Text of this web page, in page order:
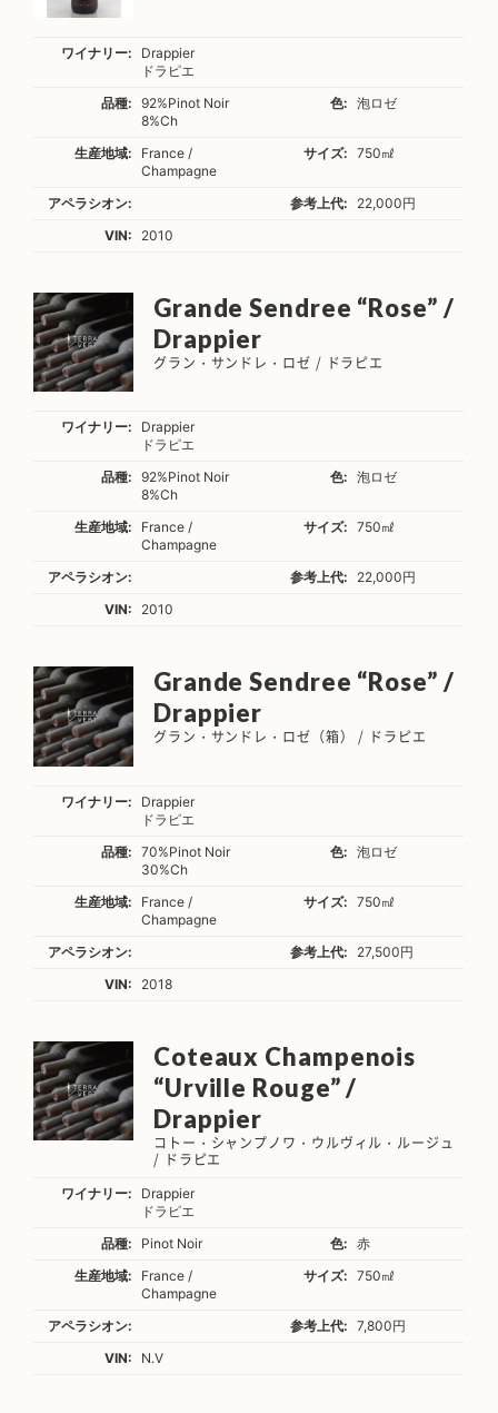
ワイナリー:
Drappier
ドラピエ
品種:
92%Pinot Noir
8%Ch
色: 泡ロゼ
生産地域:
France /
Champagne
サイズ: 750㎖
アペラシオン: 参考上代:
22,000円
VIN:
2010
Grande Sendree “Rose” /
Drappier
グラン・サンドレ・ロゼ / ドラピエ
ワイナリー:
Drappier
ドラピエ
品種:
92%Pinot Noir
8%Ch
色: 泡ロゼ
生産地域:
France /
Champagne
サイズ: 750㎖
アペラシオン: 参考上代:
22,000円
VIN:
2010
Grande Sendree “Rose” /
Drappier
グラン・サンドレ・ロゼ（箱） / ドラピエ
ワイナリー:
Drappier
ドラピエ
品種:
70%Pinot Noir
30%Ch
色: 泡ロゼ
生産地域:
France /
Champagne
サイズ: 750㎖
アペラシオン: 参考上代:
27,500円
VIN:
2018
Coteaux Champenois
“Urville Rouge” /
Drappier
コトー・シャンプノワ・ウルヴィル・ルージュ
/ ドラピエ
ワイナリー:
Drappier
ドラピエ
品種:
Pinot Noir 色:
赤
生産地域:
France /
Champagne
サイズ: 750㎖
アペラシオン: 参考上代:
7,800円
VIN:
N.V